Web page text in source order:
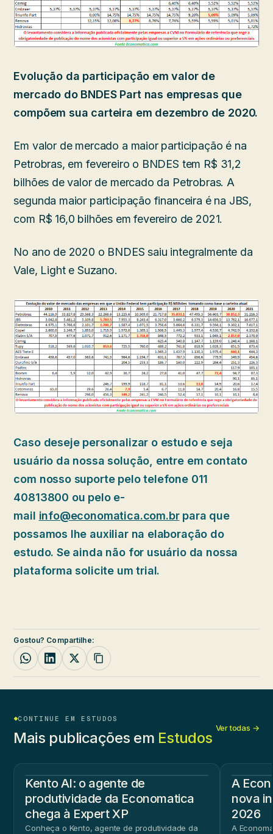
Evolução da participação em valor de
mercado do BNDES Part nas empresas que
compõem sua carteira em dezembro de 2020.
Em valor de mercado a maior participação é na
Petrobras, em fevereiro o BNDES tem R$ 31,2
bilhões de valor de mercado da Petrobras. A
segunda maior participação financeira é na JBS,
com R$ 16,0 bilhões em fevereiro de 2021.
No ano de 2020 o BNDES saiu integralmente da
Vale, Light e Suzano.
Caso deseje personalizar o estudo e seja
usuário da nossa solução, entre em contato
com nosso suporte pelo telefone 011
40813800 ou pelo e-
mail info@economatica.com.brpara que
possamos lhe auxiliar na elaboração do
estudo. Se ainda não for usuário da nossa
plataforma solicite um trial.
Gostou? Compartilhe:
CONTINUE EM ESTUDOS
Mais publicações em Estudos
Ver todas →
Kento AI: o agente de
produtividade da Economatica
chega à Expert XP
Conheça o Kento, agente de produtividade da
A
nova
2026
A